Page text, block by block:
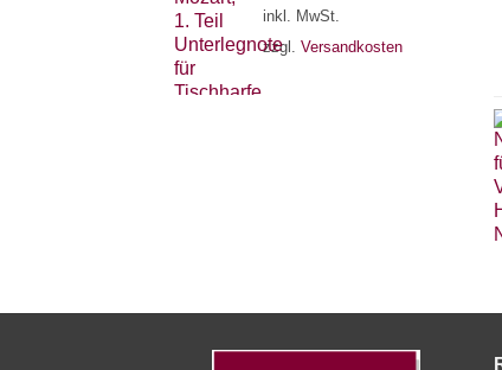
inkl. MwSt.
zzgl. Versandkosten